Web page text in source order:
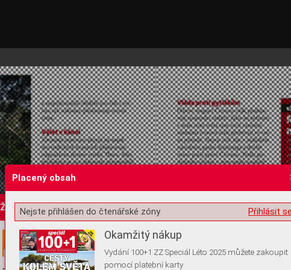
Žádost o souhlas s ukládáním volitelných informací
Placený obsah
Přihlásit
Nejste přihlášen do čtenářské zóny
Okamžitý nákup
Vydání 100+1 ZZ Speciál Léto 2025 můžete zakoupit
pomocí platební karty